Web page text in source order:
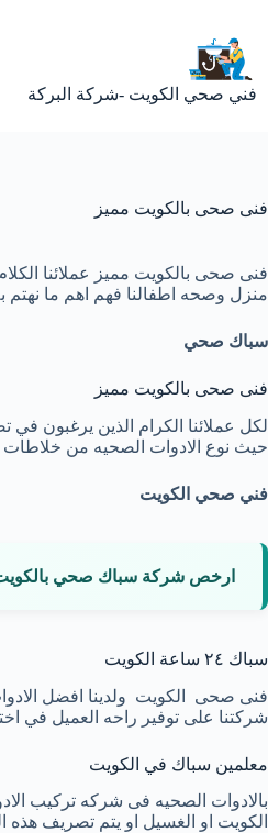
المحتوى
فني صحي الكويت -شركة البركة
فنى صحى بالكويت مميز
فنى صحى بالكويت مميز عملائنا
منزل وصحه اطفالنا فهم اهم ما نهتم
سباك صحي
فنى صحى بالكويت مميز
لكل عملائنا الكرام الذين يرغبون
حيث نوع الادوات الصحيه من خلاطات
فني صحي الكويت
ارخص شركة سباك صحي
سباك ٢٤ ساعة الكويت
فنى صحى الكويت ولدينا افضل
شركتنا على توفير راحه العميل في
معلمين سباك في الكويت
بالادوات الصحيه فى شركه تركيب
الكويت او الغسيل او يتم تصريف هذه